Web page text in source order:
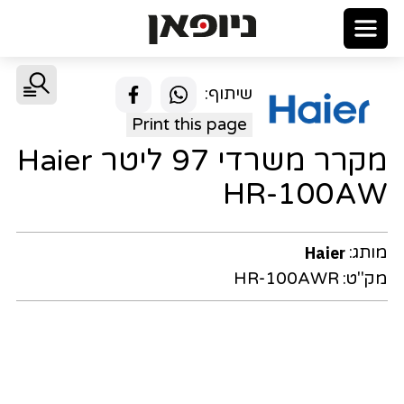
שיתוף:
Print this page
מקרר משרדי 97 ליטר Haier
HR-100AW
מותג: Haier
מק"ט: HR-100AWR